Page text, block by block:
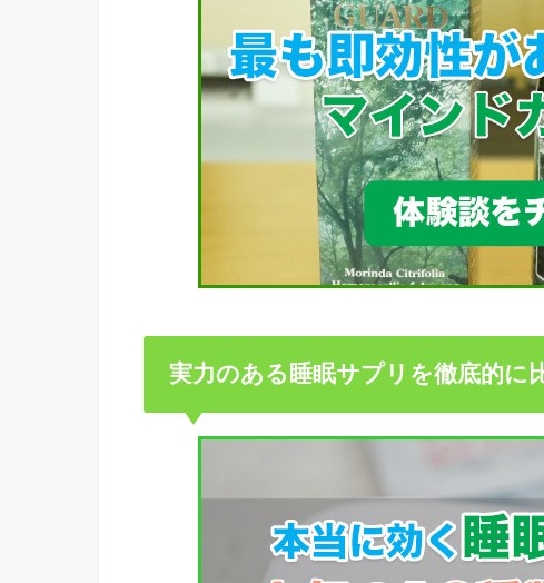
実力のある睡眠サプリを徹底的に